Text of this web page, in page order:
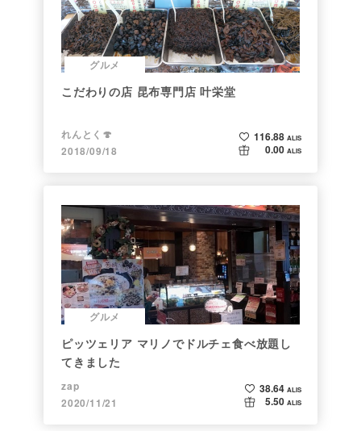
グルメ
こだわりの店 昆布専門店 叶栄堂
れんとく🍄
2018/09/18
116.88 ALIS
0.00 ALIS
グルメ
ピッツェリア マリノでドルチェ食べ放題し
てきました
zap
2020/11/21
38.64 ALIS
5.50 ALIS